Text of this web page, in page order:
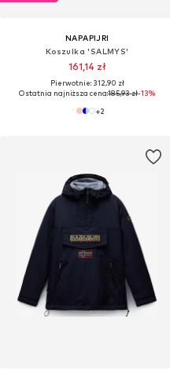
NAPAPIJRI
Koszulka 'SALMYS'
161,14 zł
Pierwotnie: 312,90 zł
Ostatnia najniższa cena:185,93 zł-13%
+2